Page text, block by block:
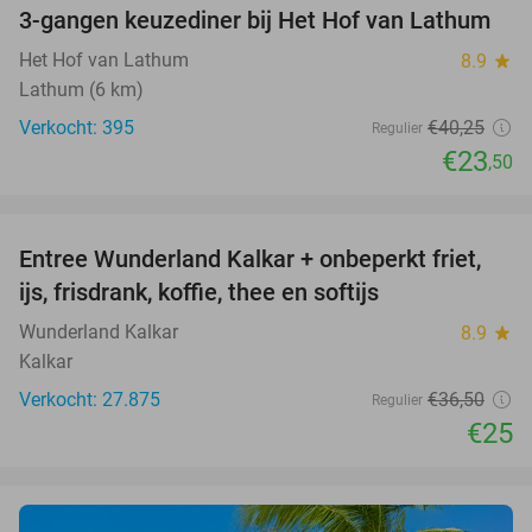
42%
3-gangen keuzediner bij Het Hof van Lathum
Het Hof van Lathum 8.9 star
Lathum (6 km)
Verkocht: 395
Regulier €40,25
€23,50
32%
Entree Wunderland Kalkar + onbeperkt friet,
ijs, frisdrank, koffie, thee en softijs
Wunderland Kalkar 8.9 star
Kalkar
Verkocht: 27.875
Regulier €36,50
€25